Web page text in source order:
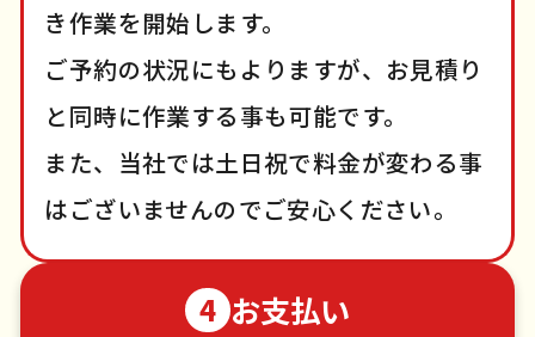
き作業を開始します。
ご予約の状況にもよりますが、お見積り
と同時に作業する事も可能です。
また、当社では土日祝で料金が変わる事
はございませんのでご安心ください。
4 お支払い